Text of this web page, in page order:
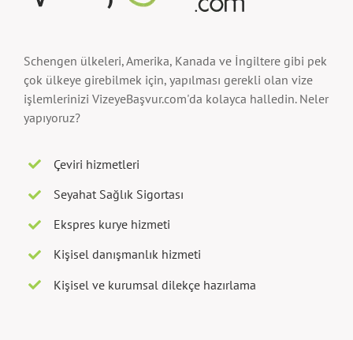
Schengen ülkeleri, Amerika, Kanada ve İngiltere gibi pek
çok ülkeye girebilmek için, yapılması gerekli olan vize
işlemlerinizi VizeyeBaşvur.com'da kolayca halledin. Neler
yapıyoruz?
Çeviri hizmetleri
Seyahat Sağlık Sigortası
Ekspres kurye hizmeti
Kişisel danışmanlık hizmeti
Kişisel ve kurumsal dilekçe hazırlama